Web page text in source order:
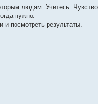
людям. Учитесь. Чувство
нужно.
посмотреть результаты.